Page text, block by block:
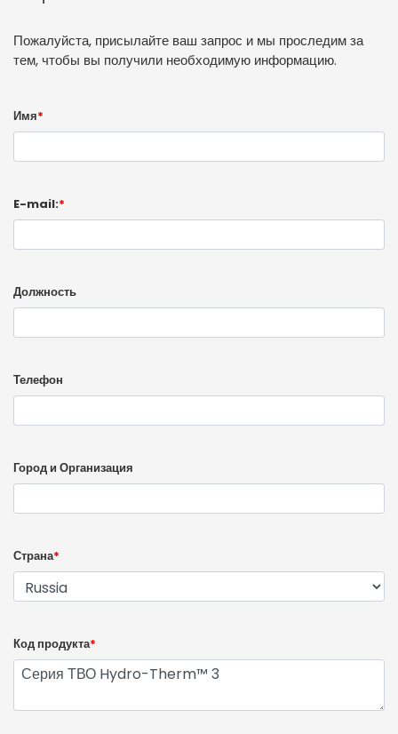
Пожалуйста, присылайте ваш запрос и мы проследим за
тем, чтобы вы получили необходимую информацию.
Имя*
E-mail:*
Должность
Телефон
Город и Организация
Страна*
Код продукта*